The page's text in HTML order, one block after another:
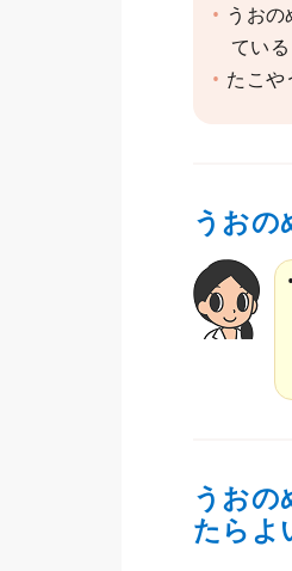
うお
てい
たこや
うおの
うおの
たらよ